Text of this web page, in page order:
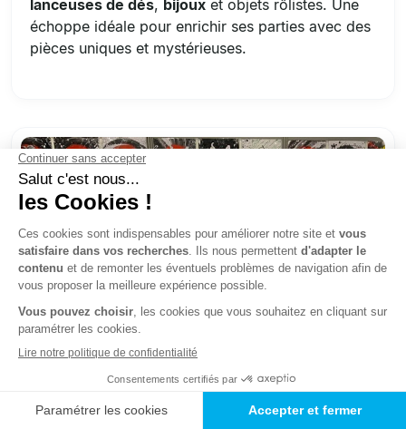
lanceuses de dés, bijoux et objets rôlistes. Une
échoppe idéale pour enrichir ses parties avec des
pièces uniques et mystérieuses.